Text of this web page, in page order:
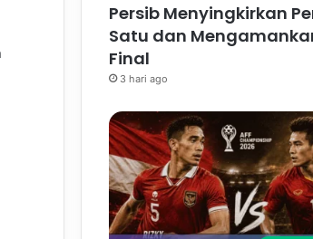
Persib Menyingkirkan
Satu dan
Final
3 hari ago